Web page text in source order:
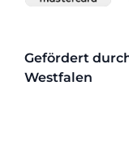
Gefördert
Westfalen